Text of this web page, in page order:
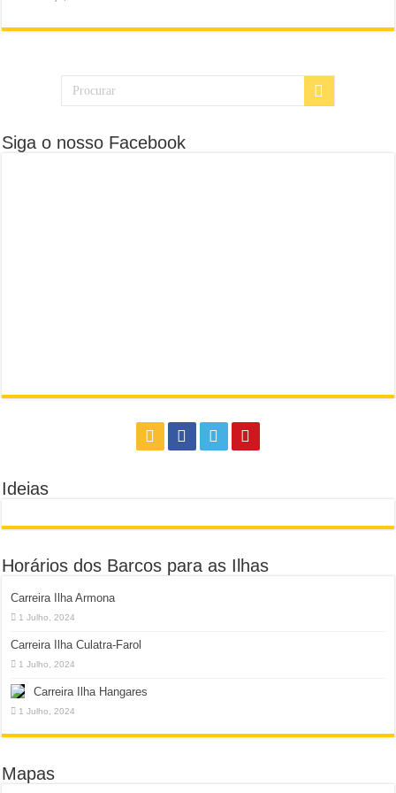
Siga o nosso Facebook
Ideias
Horários dos Barcos para as Ilhas
Carreira Ilha Armona
1 Julho, 2024
Carreira Ilha Culatra-Farol
1 Julho, 2024
Carreira Ilha Hangares
1 Julho, 2024
Mapas